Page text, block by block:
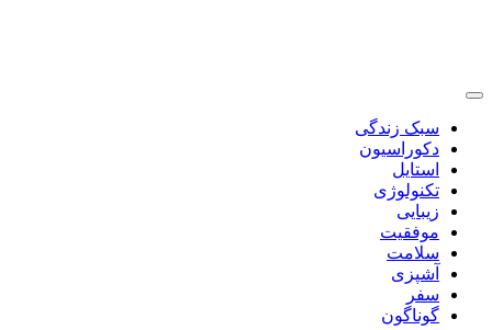
سبک زندگی
دکوراسیون
استایل
تکنولوژی
زیبایی
موفقیت
سلامت
آشپزی
سفر
گوناگون